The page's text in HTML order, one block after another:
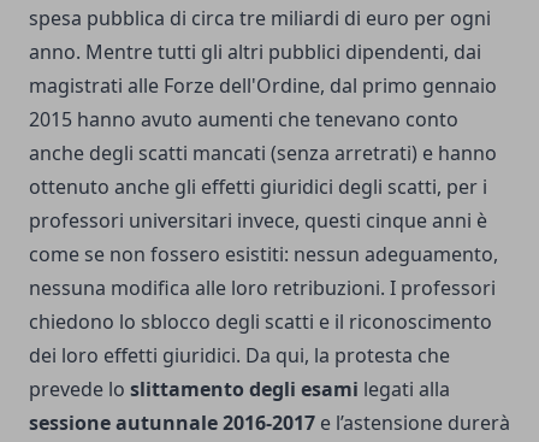
spesa pubblica di circa tre miliardi di euro per ogni
anno. Mentre tutti gli altri pubblici dipendenti, dai
magistrati alle Forze dell'Ordine, dal primo gennaio
2015 hanno avuto aumenti che tenevano conto
anche degli scatti mancati (senza arretrati) e hanno
ottenuto anche gli effetti giuridici degli scatti, per i
professori universitari invece, questi cinque anni è
come se non fossero esistiti: nessun adeguamento,
nessuna modifica alle loro retribuzioni. I professori
chiedono lo sblocco degli scatti e il riconoscimento
dei loro effetti giuridici. Da qui, la protesta che
prevede lo slittamento degli esami legati alla
sessione autunnale 2016-2017 e l’astensione durerà